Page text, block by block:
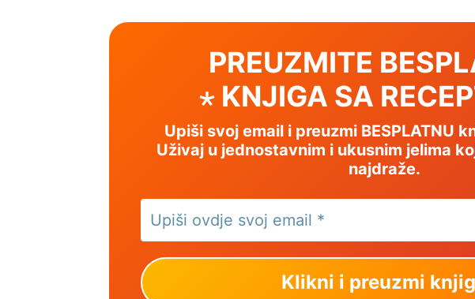
PREUZMITE
⋆ KNJIGA SA
Upiši svoj email i preuzmi BESPLATNU
Uživaj u jednostavnim i ukusnim jelima
najdraže.